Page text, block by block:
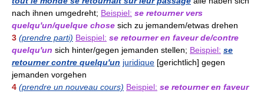
nach ihnen umgedreht; Beispiel: se retourner vers
quelqu'un/quelque chose sich zu jemandem/etwas drehen
3 (prendre parti) Beispiel: se retourner en faveur de/contre
quelqu'un sich hinter/gegen jemanden stellen; Beispiel: se
retourner contre quelqu'un juridique [gerichtlich] gegen
jemanden vorgehen
4 (prendre un nouveau cours) Beispiel: se retourner en faveur